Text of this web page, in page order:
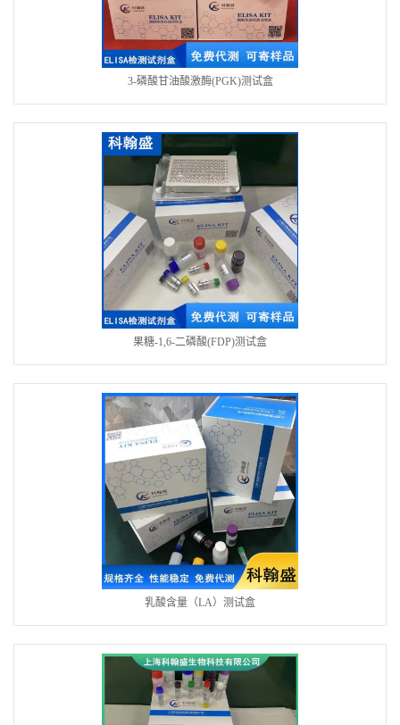
3-磷酸甘油酸激酶(PGK)测试盒
果糖-1,6-二磷酸(FDP)测试盒
乳酸含量（LA）测试盒